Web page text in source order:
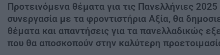
Προτεινόμενα θέματα για τις Πανελλήνιες
συνεργασία με τα φροντιστήρια Αξία, θα
θέματα και απαντήσεις για τα πανελλαδικώς
που θα αποσκοπούν στην καλύτερη